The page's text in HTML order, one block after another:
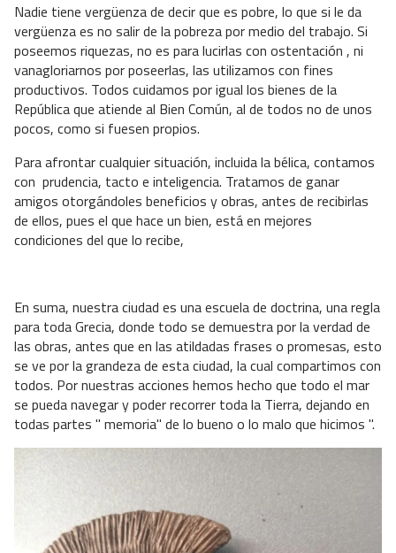
Nadie tiene vergüenza de decir que es pobre, lo que si le da
vergüenza es no salir de la pobreza por medio del trabajo. Si
poseemos riquezas, no es para lucirlas con ostentación , ni
vanagloriarnos por poseerlas, las utilizamos con fines
productivos. Todos cuidamos por igual los bienes de la
República que atiende al Bien Común, al de todos no de unos
pocos, como si fuesen propios.
Para afrontar cualquier situación, incluida la bélica, contamos
con prudencia, tacto e inteligencia. Tratamos de ganar
amigos otorgándoles beneficios y obras, antes de recibirlas
de ellos, pues el que hace un bien, está en mejores
condiciones del que lo recibe,
En suma, nuestra ciudad es una escuela de doctrina, una regla
para toda Grecia, donde todo se demuestra por la verdad de
las obras, antes que en las atildadas frases o promesas, esto
se ve por la grandeza de esta ciudad, la cual compartimos con
todos. Por nuestras acciones hemos hecho que todo el mar
se pueda navegar y poder recorrer toda la Tierra, dejando en
todas partes " memoria" de lo bueno o lo malo que hicimos ".